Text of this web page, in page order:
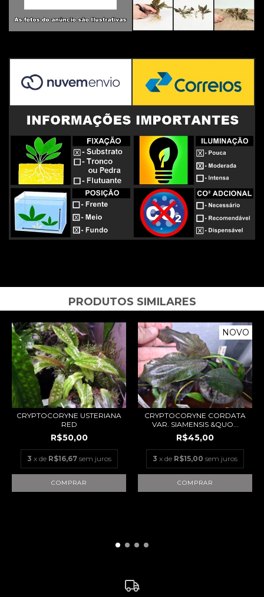
PRODUTOS SIMILARES
CRYPTOCORYNE USTERIANA
RED
R$50,00
3 x de R$16,67 sem juros
NOVO
CRYPTOCORYNE CORDATA
VAR. SIAMENSIS &QUO...
R$45,00
3 x de R$15,00 sem juros